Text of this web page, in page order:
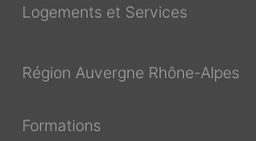
Logements et Services
Région Auvergne Rhône-Alpes
Formations